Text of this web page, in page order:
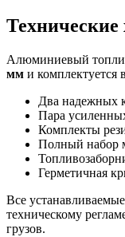
Технические
Алюминиевый
мм и комплектуется
Два надежных
Пара
Комплекты
Полный набор
Герметичная
Все
техническому
грузов.